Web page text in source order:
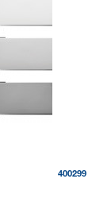
400299